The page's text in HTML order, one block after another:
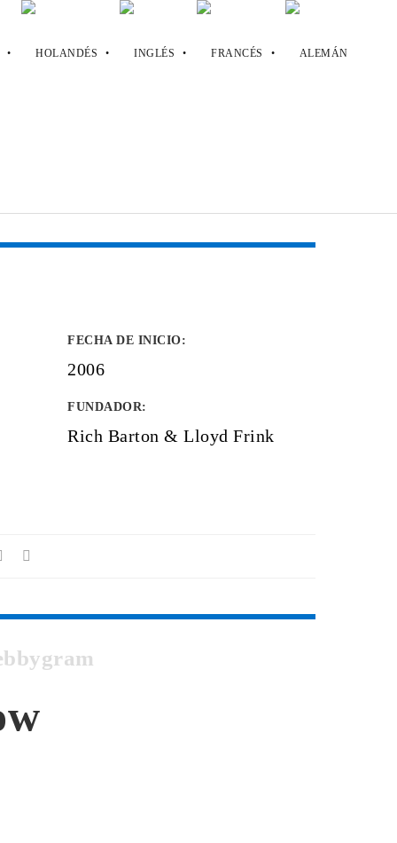
FECHA DE INICIO:
2006
FUNDADOR:
Rich Barton & Lloyd Frink